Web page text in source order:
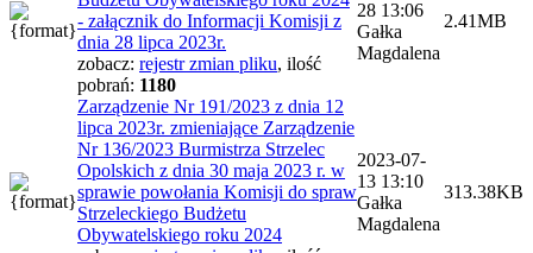
- załącznik do Informacji Komisji z
dnia 28 lipca 2023r.
zobacz: rejestr zmian pliku, ilość
pobrań: 1180
28 13:06
Gałka
Magdalena
2.41MB
Zarządzenie Nr 191/2023 z dnia 12
lipca 2023r. zmieniające Zarządzenie
Nr 136/2023 Burmistrza Strzelec
Opolskich z dnia 30 maja 2023 r. w
sprawie powołania Komisji do spraw
Strzeleckiego Budżetu
Obywatelskiego roku 2024
2023-07-
13 13:10
Gałka
Magdalena
313.38KB